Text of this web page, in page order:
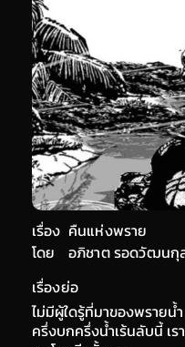
เรื่อง คืนแห่งพราย
อภิชาต รอดวัฒนกุ
โดย
เรื่องย่อ
ไม่มีผู้ใดรู้ที่มาของพรายน้
ครึ่งบกครึ่งน้ำเร้นลับนี้ เร